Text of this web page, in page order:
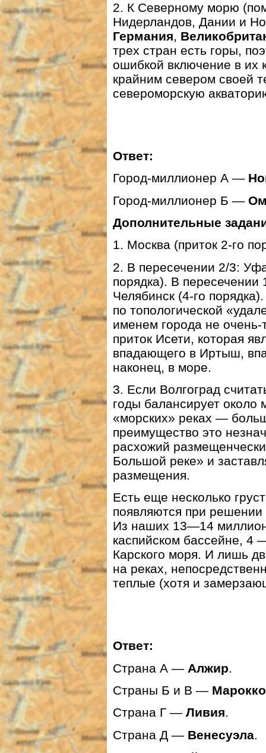
2. К Северному морю
Нидерландов, Дании и
Германия,
трех стран есть горы,
ошибкой включение в их
крайним севером своей
североморскую
Ответ:
Город-миллионер А —
Город-миллионер Б —
Дополнительные
1. Москва (приток 2-го
2. В пересечении 2/3:
порядка). В пересечении
Челябинск (4-го
по топологической
именем города не
приток Исети, которая
впадающего в Иртыш,
наконец, в море.
3. Если Волгоград
годы балансирует около
«морских» реках —
преимущество это
расхожий
Большой реке» и
размещения.
Есть еще несколько
появляются при решении
Из наших 13—14
каспийском бассейне, 4
Карского моря. И лишь
на реках,
теплые (хотя и
Ответ:
Страна А — Алжир
Страны Б и В — Марокко
Страна Г — Ливия.
Страна Д — Венесуэла